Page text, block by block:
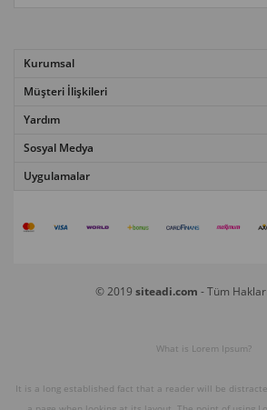
Kurumsal
Müşteri İlişkileri
Yardım
Sosyal Medya
Uygulamalar
© 2019 siteadi.com - Tüm
What is Lorem Ipsum?
It is a long established fact that a reader will be